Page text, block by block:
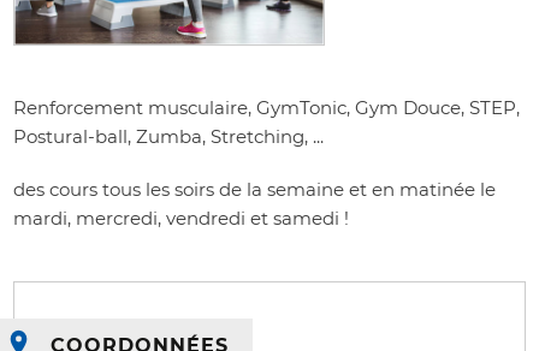
Renforcement musculaire, GymTonic, Gym Douce, STEP,
Postural-ball, Zumba, Stretching, ...
des cours tous les soirs de la semaine et en matinée le
mardi, mercredi, vendredi et samedi !
COORDONNÉES